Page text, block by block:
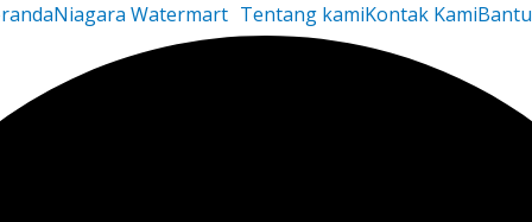
Niagara Watermart Tentang kamiKontak Kami